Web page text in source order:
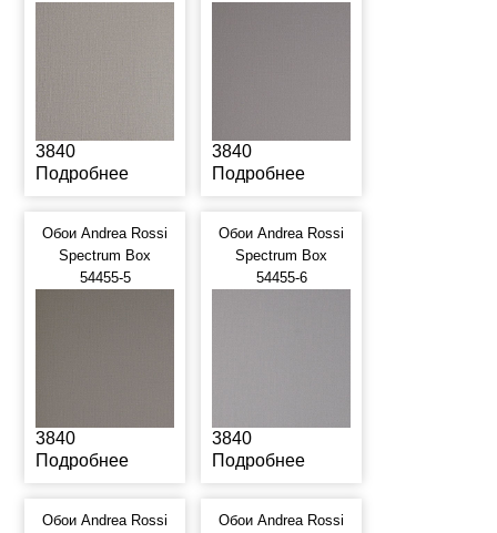
3840
Подробнее
3840
Подробнее
Обои Andrea Rossi
Spectrum Box
54455-5
3840
Подробнее
Обои Andrea Rossi
Spectrum Box
54455-6
3840
Подробнее
Обои Andrea Rossi
Обои Andrea Rossi